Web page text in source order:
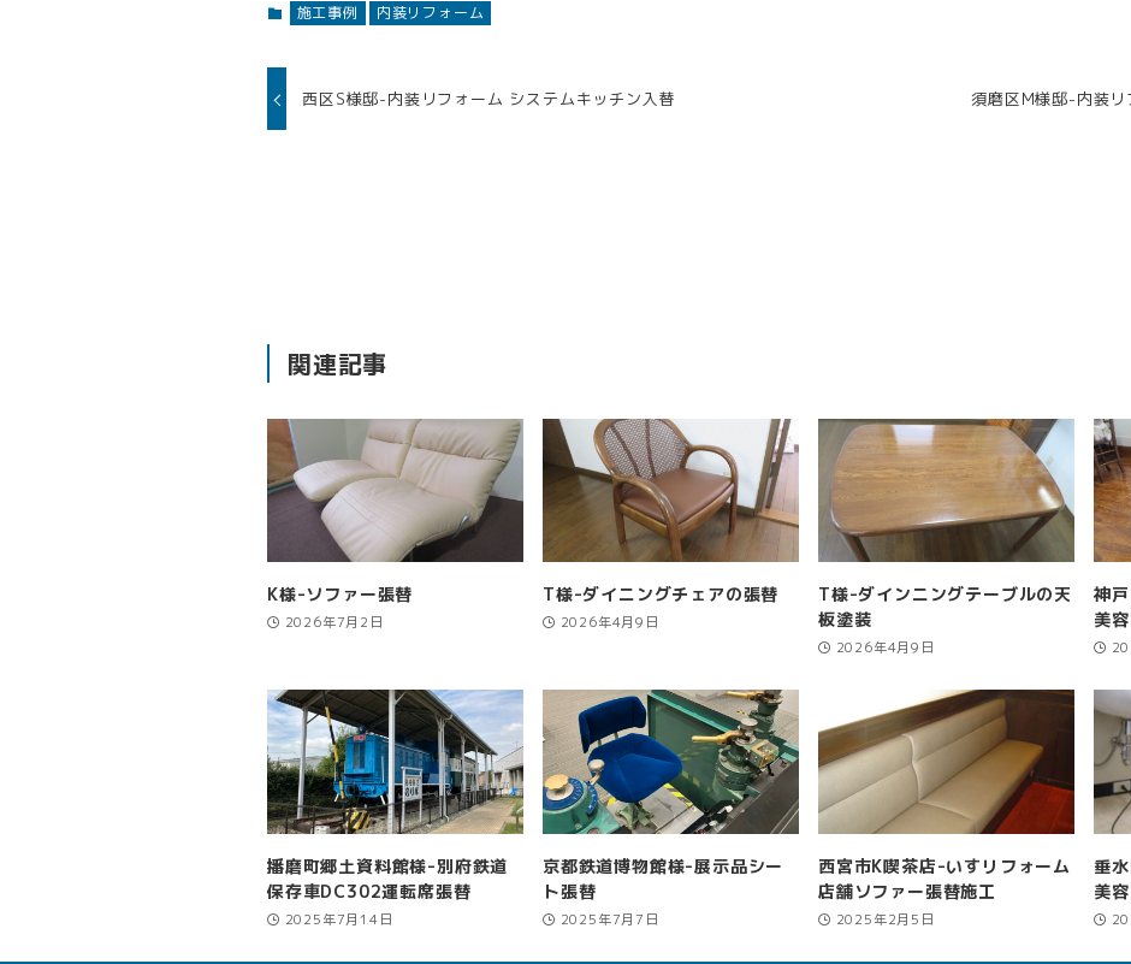
施工事例 内装リフォーム
西区S様邸-内装リフォーム システムキッチン入替 須磨区M様邸-内装
関連記事
K様-ソファー張替
2026年7月2日
T様-ダイニングチェアの張替
2026年4月9日
T様-ダインニングテーブルの天
板塗装
2026年4月9日
神
美
播磨町郷土資料館様-別府鉄道
保存車DC302運転席張替
2025年7月14日
京都鉄道博物館様-展示品シー
ト張替
2025年7月7日
西宮市K喫茶店-いすリフォーム
店舗ソファー張替施工
2025年2月5日
垂
美